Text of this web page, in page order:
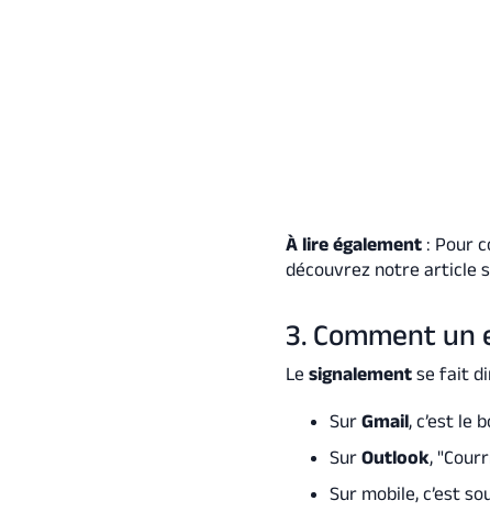
À lire également : Pour
découvrez notre article
3. Comment un
Lesignalement se fait
SurGmail, c’est le
SurOutlook,
Sur mobile, c’est